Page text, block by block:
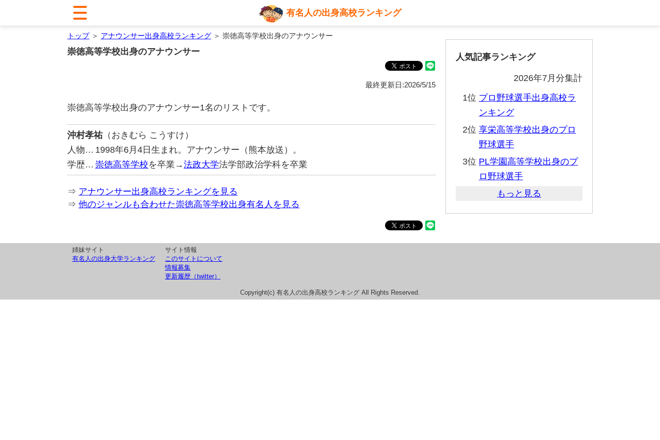
有名人の出身高校ランキング
トップ＞ アナウンサー出身高校ランキング ＞ 崇徳高等学校出身のアナウンサー
崇徳高等学校出身のアナウンサー
最終更新日:2026/5/15
崇徳高等学校出身のアナウンサー1名のリストです。
沖村孝祐（おきむら こうすけ）
人物… 1998年6月4日生まれ。アナウンサー（熊本放送）。
学歴… 崇徳高等学校を卒業→法政大学法学部政治学科を卒業
⇒ アナウンサー出身高校ランキングを見る
⇒ 他のジャンルも合わせた崇徳高等学校出身有名人を見る
人気記事ランキング
2026年7月分集計
1位 プロ野球選手出身高校ラ
ンキング
2位 享栄高等学校出身のプロ
野球選手
3位 PL学園高等学校出身のプ
ロ野球選手
もっと見る
姉妹サイト
有名人の出身大学ランキング
サイト情報
このサイトについて
情報募集
更新履歴（twitter）
Copyright(c) 有名人の出身高校ランキング All Rights Reserved.